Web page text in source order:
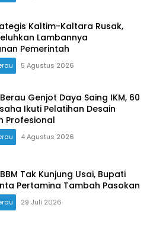
Kaltim-Kaltara Rusak,
Lambannya
Pemerintah
5 Agustus 2026
Genjot Daya Saing IKM, 60
Ikuti Pelatihan Desain
Profesional
4 Agustus 2026
Tak Kunjung Usai, Bupati
Pertamina Tambah Pasokan
29 Juli 2026